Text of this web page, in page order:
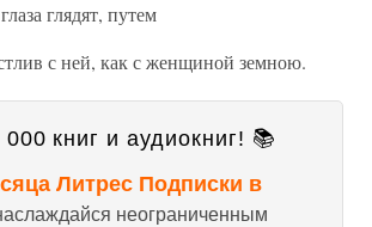
глядят, путем
с ней, как с женщиной земною.
книг и аудиокниг! 📚
Литрес Подписки в
неограниченным